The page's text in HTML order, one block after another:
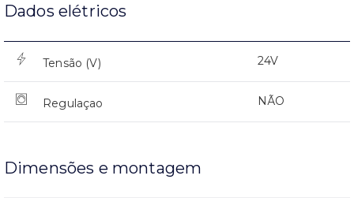
Dados elétricos
Tensão (V) 24V
Regulaçao NÃO
Dimensões e montagem